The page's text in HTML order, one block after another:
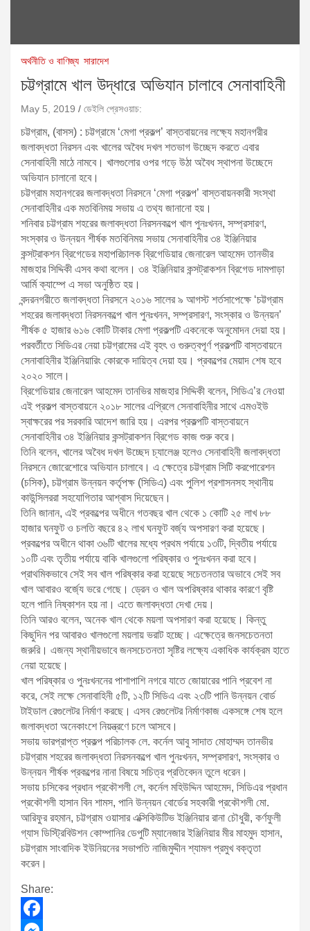
অর্থনীতি ও বাণিজ্য সারাদেশ
চট্টগ্রামে খাল উদ্ধারে অভিযান চালাবে সেনাবাহিনী
May 5, 2019 ডেইলি প্রেসওয়াচ:
চট্টগ্রাম, (বাসস) : চট্টগ্রামে ‘মেগা প্রকল্প’ বাস্তবায়নের লক্ষ্যে মহানগরীর
জলাবদ্ধতা নিরসন এবং খালের অবৈধ দখল শতভাগ উচ্ছেদ করতে এবার
সেনাবাহিনী মাঠে নামবে। খালগুলোর ওপর গড়ে উঠা অবৈধ স্থাপনা উচ্ছেদে
অভিযান চালানো হবে।
চট্টগ্রাম মহানগরের জলাবদ্ধতা নিরসনে ‘মেগা প্রকল্প’ বাস্তবায়নকারী সংস্থা
সেনাবাহিনীর এক মতবিনিময় সভায় এ তথ্য জানানো হয়।
শনিবার চট্টগ্রাম শহরের জলাবদ্ধতা নিরসনকল্পে খাল পুনঃখনন, সম্প্রসারণ,
সংস্কার ও উন্নয়ন শীর্ষক মতবিনিময় সভায় সেনাবাহিনীর ৩৪ ইঞ্জিনিয়ার
কন্সট্রাকশন ব্রিগেডের মহাপরিচালক ব্রিগেডিয়ার জেনারেল আহমেদ তানভীর
মাজহার সিদ্দিকী এসব কথা বলেন। ৩৪ ইঞ্জিনিয়ার কন্সট্রাকশন ব্রিগেড দামপাড়া
আর্মি ক্যাম্পে এ সভা অনুষ্ঠিত হয়।
বন্দরনগরীতে জলাবদ্ধতা নিরসনে ২০১৬ সালের ৯ আগস্ট শর্তসাপেক্ষে ‘চট্টগ্রাম
শহরের জলাবদ্ধতা নিরসনকল্পে খাল পুনঃখনন, সম্প্রসারণ, সংস্কার ও উন্নয়ন’
শীর্ষক ৫ হাজার ৬১৬ কোটি টাকার মেগা প্রকল্পটি একনেকে অনুমোদন দেয়া হয়।
পরবর্তীতে সিডিএর নেয়া চট্টগ্রামের এই বৃহৎ ও গুরুত্বপূর্ণ প্রকল্পটি বাস্তবায়নে
সেনাবাহিনীর ইঞ্জিনিয়ারিং কোরকে দায়িত্ব দেয়া হয়। প্রকল্পের মেয়াদ শেষ হবে
২০২০ সালে।
ব্রিগেডিয়ার জেনারেল আহমেদ তানভির মাজহার সিদ্দিকী বলেন, সিডিএ’র নেওয়া
এই প্রকল্প বাস্তবায়নে ২০১৮ সালের এপ্রিলে সেনাবাহিনীর সাথে এমওইউ
স্বাক্ষরের পর সরকারি আদেশ জারি হয়। এরপর প্রকল্পটি বাস্তবায়নে
সেনাবাহিনীর ৩৪ ইঞ্জিনিয়ার কন্সট্রাকশন ব্রিগেড কাজ শুরু করে।
তিনি বলেন, খালের অবৈধ দখল উচ্ছেদ চ্যালেঞ্জ হলেও সেনাবাহিনী জলাবদ্ধতা
নিরসনে জোরেশোরে অভিযান চালাবে। এ ক্ষেত্রে চট্টগ্রাম সিটি করপোরেশন
(চসিক), চট্টগ্রাম উন্নয়ন কর্তৃপক্ষ (সিডিএ) এবং পুলিশ প্রশাসনসহ স্থানীয়
কাউন্সিলররা সহযোগিতার আশ্বাস দিয়েছেন।
তিনি জানান, এই প্রকল্পের অধীনে গতবছর খাল থেকে ১ কোটি ২৫ লাখ ৮৮
হাজার ঘনফুট ও চলতি বছরে ৪২ লাখ ঘনফুট বর্জ্য অপসারণ করা হয়েছে।
প্রকল্পের অধীনে থাকা ৩৬টি খালের মধ্যে প্রথম পর্যায়ে ১৩টি, দ্বিতীয় পর্যায়ে
১০টি এবং তৃতীয় পর্যায়ে বাকি খালগুলো পরিষ্কার ও পুনঃখনন করা হবে।
প্রাথমিকভাবে সেই সব খাল পরিষ্কার করা হয়েছে সচেতনতার অভাবে সেই সব
খাল আবারও বর্জ্যে ভরে গেছে। ড্রেন ও খাল অপরিষ্কার থাকার কারণে বৃষ্টি
হলে পানি নিষ্কাশন হয় না। এতে জলাবদ্ধতা দেখা দেয়।
তিনি আরও বলেন, অনেক খাল থেকে ময়লা অপসারণ করা হয়েছে। কিন্তু
কিছুদিন পর আবারও খালগুলো ময়লায় ভরাট হচ্ছে। এক্ষেত্রে জনসচেতনতা
জরুরি। এজন্য স্থানীয়ভাবে জনসচেতনতা সৃষ্টির লক্ষ্যে একাধিক কার্যক্রম হাতে
নেয়া হয়েছে।
খাল পরিষ্কার ও পুনঃখননের পাশাপাশি নগরে যাতে জোয়ারের পানি প্রবেশ না
করে, সেই লক্ষে সেনাবাহিনী ৫টি, ১২টি সিডিএ এবং ২৩টি পানি উন্নয়ন বোর্ড
টাইডাল রেগুলেটর নির্মাণ করছে। এসব রেগুলেটর নির্মাণকাজ একসঙ্গে শেষ হলে
জলাবদ্ধতা অনেকাংশে নিয়ন্ত্রণে চলে আসবে।
সভায় ভারপ্রাপ্ত প্রকল্প পরিচালক লে. কর্নেল আবু সাদাত মোহাম্মদ তানভীর
চট্টগ্রাম শহরের জলাবদ্ধতা নিরসনকল্পে খাল পুনঃখনন, সম্প্রসারণ, সংস্কার ও
উন্নয়ন শীর্ষক প্রকল্পের নানা বিষয়ে সচিত্র প্রতিবেদন তুলে ধরেন।
সভায় চসিকের প্রধান প্রকৌশলী লে, কর্নেল মহিউদ্দিন আহমেদ, সিডিএর প্রধান
প্রকৌশলী হাসান বিন শামস, পানি উন্নয়ন বোর্ডের সহকারী প্রকৌশলী মো.
আরিফুর রহমান, চট্টগ্রাম ওয়াসার এক্সিকিউটিভ ইঞ্জিনিয়ার রানা চৌধুরী, কর্ণফুলী
গ্যাস ডিস্ট্রিবিউশন কোম্পানির ডেপুটি ম্যানেজার ইঞ্জিনিয়ার মীর মাহমুদ হাসান,
চট্টগ্রাম সাংবাদিক ইউনিয়নের সভাপতি নাজিমুদ্দীন শ্যামল প্রমুখ বক্তৃতা
করেন।
Share: